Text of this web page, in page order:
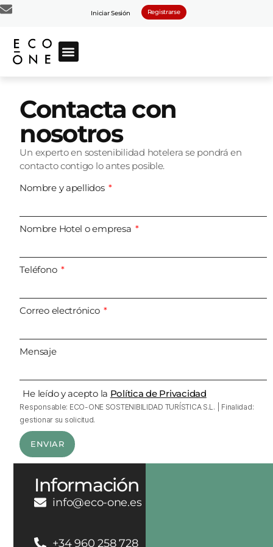
Iniciar Sesión Registrarse
Contacta con
nosotros
Un experto en sostenibilidad hotelera se pondrá en
contacto contigo lo antes posible.
Nombre y apellidos
Nombre Hotel o empresa
Teléfono
Correo electrónico
Mensaje
He leído y acepto la Política de Privacidad
Responsable: ECO-ONE SOSTENIBILIDAD TURÍSTICA S.L. | Finalidad:
gestionar su solicitud.
ENVIAR
Información
info@eco-one.es
+34 960 258 728